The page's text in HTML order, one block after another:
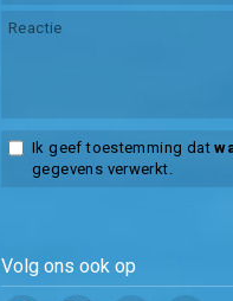
Ik geef toestemming dat
gegevens verwerkt.
Volg ons ook op